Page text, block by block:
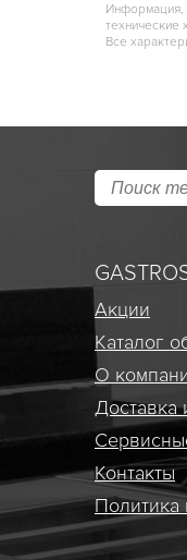
Информация,
технические
Все
Акции
Каталог
О
Доставка
Контакты
Политика